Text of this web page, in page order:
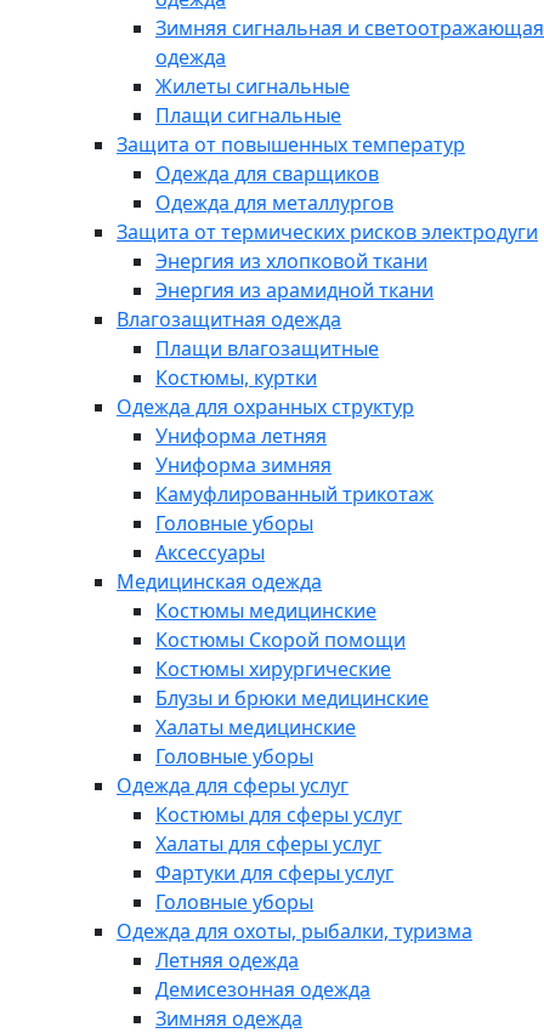
Зимняя сигнальная и светоотражающая
одежда
Жилеты сигнальные
Плащи сигнальные
Защита от повышенных температур
Одежда для сварщиков
Одежда для металлургов
Защита от термических рисков электродуги
Энергия из хлопковой ткани
Энергия из арамидной ткани
Влагозащитная одежда
Плащи влагозащитные
Костюмы, куртки
Одежда для охранных структур
Униформа летняя
Униформа зимняя
Камуфлированный трикотаж
Головные уборы
Аксессуары
Медицинская одежда
Костюмы медицинские
Костюмы Скорой помощи
Костюмы хирургические
Блузы и брюки медицинские
Халаты медицинские
Головные уборы
Одежда для сферы услуг
Костюмы для сферы услуг
Халаты для сферы услуг
Фартуки для сферы услуг
Головные уборы
Одежда для охоты, рыбалки, туризма
Летняя одежда
Демисезонная одежда
Зимняя одежда